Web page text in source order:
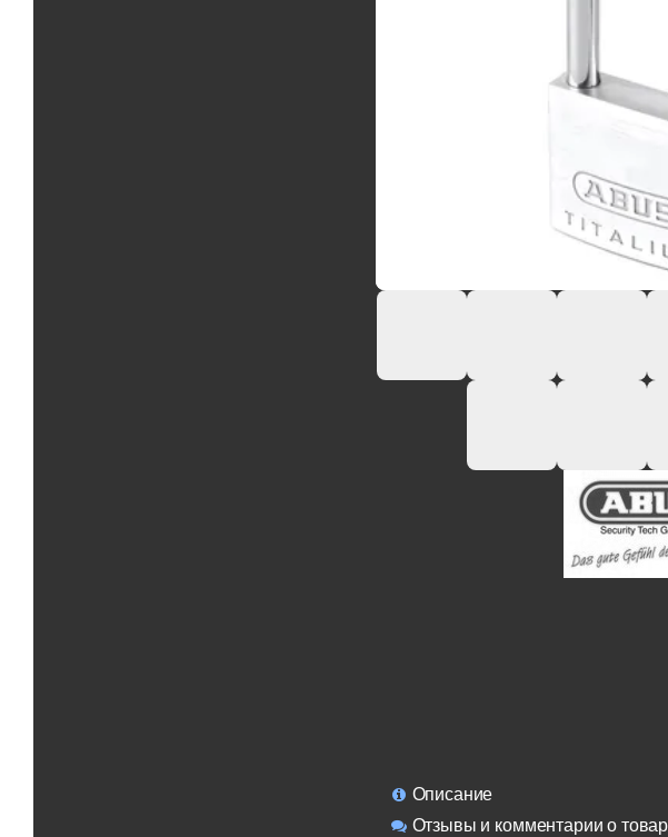
Описание
Отзывы и комментарии о